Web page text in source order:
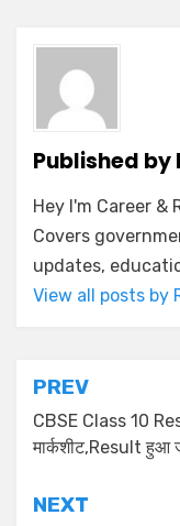
Published by
Hey I'm Career &
Covers
updates,
View all posts by
PREV
CBSE Class 10
मार्कशीट,Result हुआ
NEXT